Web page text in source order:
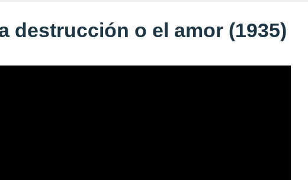
destrucción o el amor (1935)